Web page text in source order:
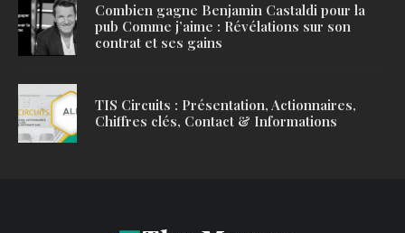
Combien gagne Benjamin Castaldi pour la
pub Comme j’aime : Révélations sur son
contrat et ses gains
TIS Circuits : Présentation, Actionnaires,
Chiffres clés, Contact & Informations